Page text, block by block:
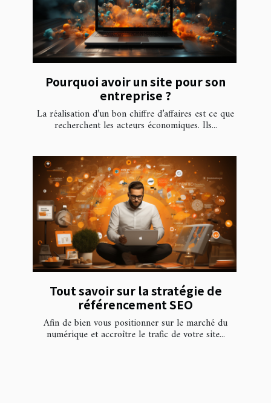
Pourquoi avoir un site pour son
entreprise ?
La réalisation d’un bon chiffre d’affaires est ce que
recherchent les acteurs économiques. Ils...
Tout savoir sur la stratégie de
référencement SEO
Afin de bien vous positionner sur le marché du
numérique et accroître le trafic de votre site...